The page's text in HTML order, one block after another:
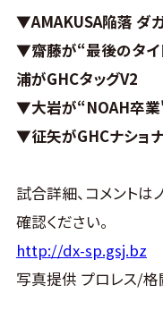
ノ
ア
公
サ
イ
▼AMAKUSA陥落 ダ
▼齋藤が“最後のタイ
浦がGHCタッグV2
▼大岩が“NOAH卒業
▼征矢がGHCナショ
試合詳細、コメントは
確認ください。
http://dx-sp.gsj.bz
写真提供 プロレス/格